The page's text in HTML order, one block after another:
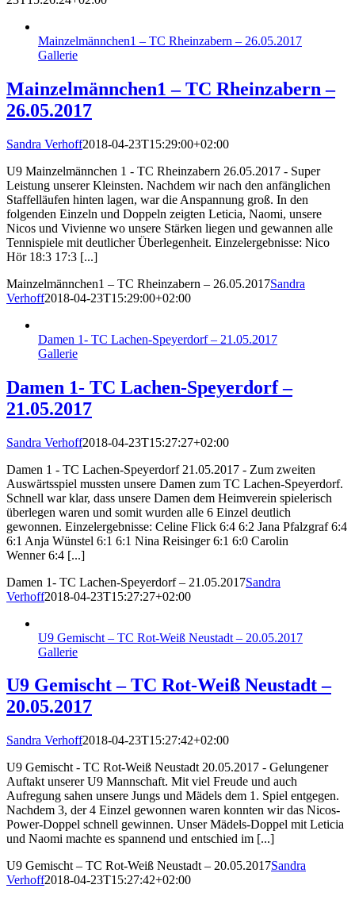
Mainzelmännchen1 – TC Rheinzabern – 26.05.2017
Gallerie
Mainzelmännchen1 – TC Rheinzabern –
26.05.2017
Sandra Verhoff2018-04-23T15:29:00+02:00
U9 Mainzelmännchen 1 - TC Rheinzabern 26.05.2017 - Super
Leistung unserer Kleinsten. Nachdem wir nach den anfänglichen
Staffelläufen hinten lagen, war die Anspannung groß. In den
folgenden Einzeln und Doppeln zeigten Leticia, Naomi, unsere
Nicos und Vivienne wo unsere Stärken liegen und gewannen alle
Tennispiele mit deutlicher Überlegenheit. Einzelergebnisse: Nico
Hör 18:3 17:3 [...]
Mainzelmännchen1 – TC Rheinzabern – 26.05.2017Sandra
Verhoff2018-04-23T15:29:00+02:00
Damen 1- TC Lachen-Speyerdorf – 21.05.2017
Gallerie
Damen 1- TC Lachen-Speyerdorf –
21.05.2017
Sandra Verhoff2018-04-23T15:27:27+02:00
Damen 1 - TC Lachen-Speyerdorf 21.05.2017 - Zum zweiten
Auswärtsspiel mussten unsere Damen zum TC Lachen-Speyerdorf.
Schnell war klar, dass unsere Damen dem Heimverein spielerisch
überlegen waren und somit wurden alle 6 Einzel deutlich
gewonnen. Einzelergebnisse: Celine Flick 6:4 6:2 Jana Pfalzgraf 6:4
6:1 Anja Wünstel 6:1 6:1 Nina Reisinger 6:1 6:0 Carolin
Wenner 6:4 [...]
Damen 1- TC Lachen-Speyerdorf – 21.05.2017Sandra
Verhoff2018-04-23T15:27:27+02:00
U9 Gemischt – TC Rot-Weiß Neustadt – 20.05.2017
Gallerie
U9 Gemischt – TC Rot-Weiß Neustadt –
20.05.2017
Sandra Verhoff2018-04-23T15:27:42+02:00
U9 Gemischt - TC Rot-Weiß Neustadt 20.05.2017 - Gelungener
Auftakt unserer U9 Mannschaft. Mit viel Freude und auch
Aufregung sahen unsere Jungs und Mädels dem 1. Spiel entgegen.
Nachdem 3, der 4 Einzel gewonnen waren konnten wir das Nicos-
Power-Doppel schnell gewinnen. Unser Mädels-Doppel mit Leticia
und Naomi machte es spannend und entschied im [...]
U9 Gemischt – TC Rot-Weiß Neustadt – 20.05.2017Sandra
Verhoff2018-04-23T15:27:42+02:00